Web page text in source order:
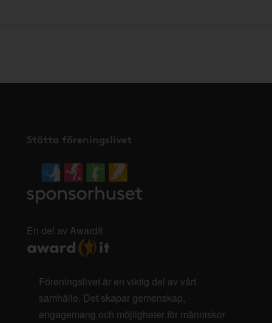
Stötta föreningslivet
En del av AwardIt
Föreningslivet är en viktig del av vårt
samhälle. Det skapar gemenskap,
engagemang och möjligheter för människor